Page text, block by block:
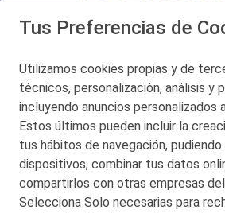
San Martín 5-Edificio
© 2026 Petronor S.A.
CONTACTO
MAPA WEB
Tus Preferencias de
Utilizamos cookies propias y de
técnicos, personalización, análisis y
incluyendo anuncios personalizados
Estos últimos pueden incluir la
tus hábitos de navegación,
dispositivos, combinar tus datos
compartirlos con otras empresas
Selecciona Solo necesarias para